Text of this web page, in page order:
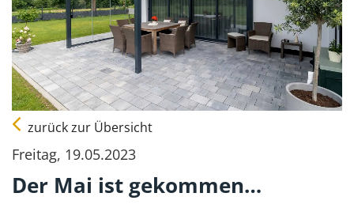
zurück zur Übersicht
Freitag, 19.05.2023
Der Mai ist gekommen…